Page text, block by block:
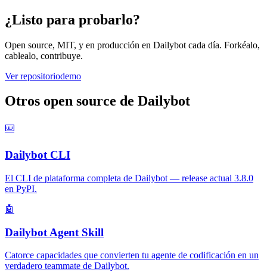
¿Listo para probarlo?
Open source, MIT, y en producción en Dailybot cada día. Forkéalo,
cablealo, contribuye.
Ver repositoriodemo
Otros open source de Dailybot
⌨️
Dailybot CLI
El CLI de plataforma completa de Dailybot — release actual 3.8.0
en PyPI.
🤖
Dailybot Agent Skill
Catorce capacidades que convierten tu agente de codificación en un
verdadero teammate de Dailybot.